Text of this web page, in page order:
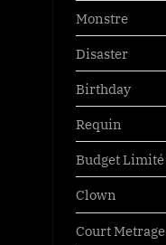
Monstre
Disaster
Birthday
Requin
Budget Limité
Clown
Court Metrage